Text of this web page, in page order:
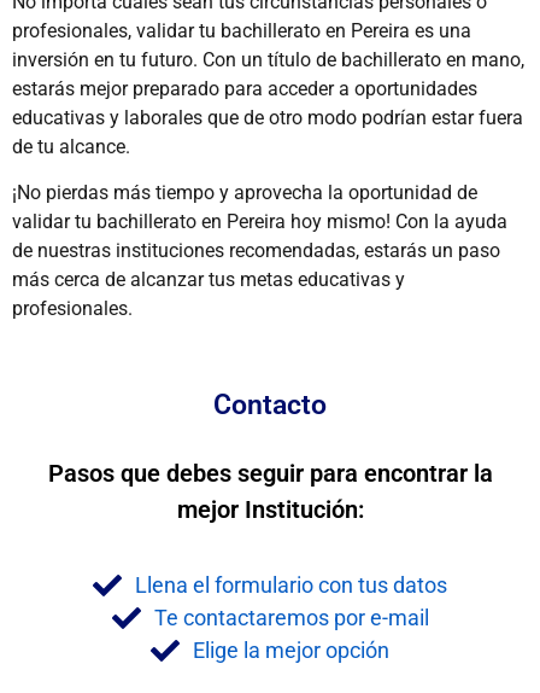
profesionales, validar tu bachillerato en Pereira es una
inversión en tu futuro. Con un título de bachillerato en mano,
estarás mejor preparado para acceder a oportunidades
educativas y laborales que de otro modo podrían estar fuera
de tu alcance.
¡No pierdas más tiempo y aprovecha la oportunidad de
validar tu bachillerato en Pereira hoy mismo! Con la ayuda
de nuestras instituciones recomendadas, estarás un paso
más cerca de alcanzar tus metas educativas y
profesionales.
Contacto
Pasos que debes seguir para encontrar la
mejor Institución:
Llena el formulario con tus datos
Te contactaremos por e-mail
Elige la mejor opción